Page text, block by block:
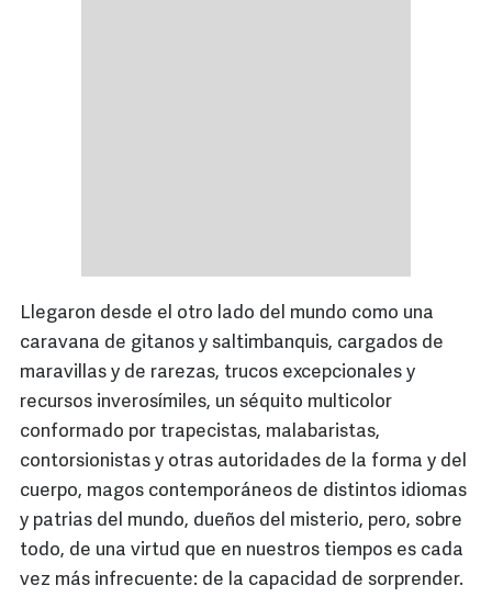
Llegaron desde el otro lado del mundo como una
caravana de gitanos y saltimbanquis, cargados de
maravillas y de rarezas, trucos excepcionales y
recursos inverosímiles, un séquito multicolor
conformado por trapecistas, malabaristas,
contorsionistas y otras autoridades de la forma y del
cuerpo, magos contemporáneos de distintos idiomas
y patrias del mundo, dueños del misterio, pero, sobre
todo, de una virtud que en nuestros tiempos es cada
vez más infrecuente: de la capacidad de sorprender.